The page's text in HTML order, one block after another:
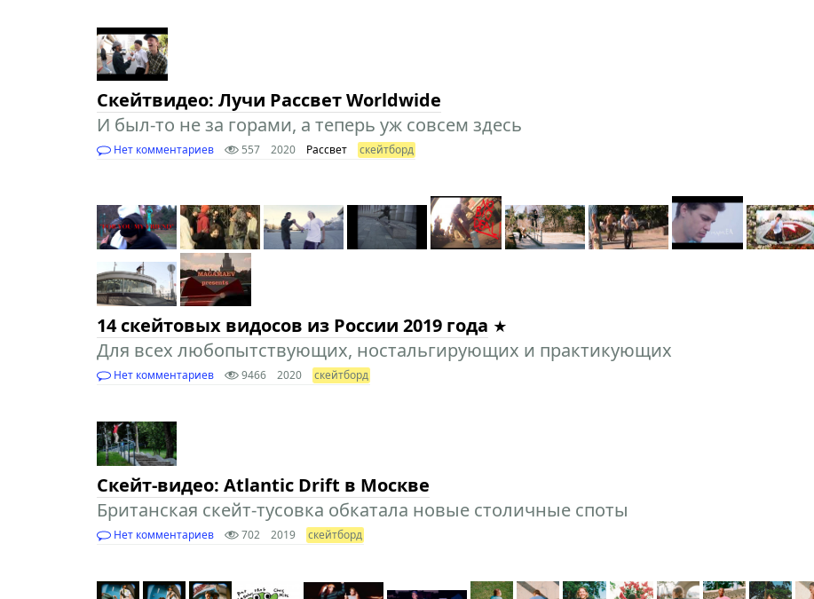
Скейтвидео: Лучи Рассвет Worldwide
И был-то не за горами, а теперь уж совсем здесь
Нет комментариев 557 2020 Рассвет скейтборд
14 скейтовых видосов из России 2019 года
Для всех любопытствующих, ностальгирующих и практикующих
Нет комментариев 9466 2020 скейтборд
Скейт-видео: Atlantic Drift в Москве
Британская скейт-тусовка обкатала новые столичные споты
Нет комментариев 702 2019 скейтборд